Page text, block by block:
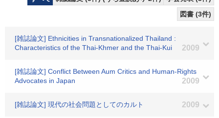
図書 (3件)
[雑誌論文] Ethnicities in Transnationalized Thailand :
Characteristics of the Thai-Khmer and the Thai-Kui
2009
[雑誌論文] Conflict Between Aum Critics and Human-Rights
Advocates in Japan
2009
[雑誌論文] 現代の社会問題としてのカルト 2009